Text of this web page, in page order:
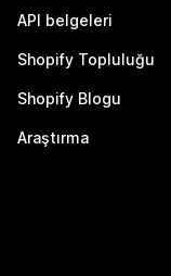
API belgeleri
Shopify Topluluğu
Shopify Blogu
Araştırma